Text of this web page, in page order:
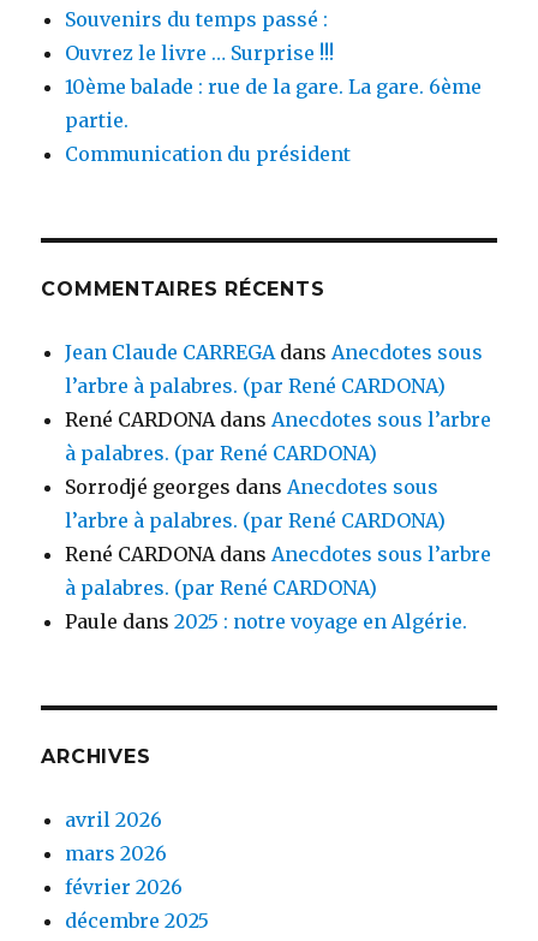
Souvenirs du temps passé :
Ouvrez le livre … Surprise !!!
10ème balade : rue de la gare. La gare. 6ème
partie.
Communication du président
COMMENTAIRES RÉCENTS
Jean Claude CARREGAdansAnecdotes sous
l’arbre à palabres. (par René CARDONA)
René CARDONAdansAnecdotes sous l’arbre
à palabres. (par René CARDONA)
Sorrodjé georges dansAnecdotes sous
l’arbre à palabres. (par René CARDONA)
René CARDONAdansAnecdotes sous l’arbre
à palabres. (par René CARDONA)
Paule dans2025 : notre voyage en Algérie.
ARCHIVES
avril 2026
mars 2026
février 2026
décembre 2025